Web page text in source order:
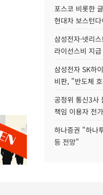
포스코 비롯한
현대차 보스턴
삼성전자·넷리
라이선스비 지급
삼성전자 SK하
비판, "반도체
공정위 통신3사
책임 이용자 전
하나증권 "하나
등 전망"